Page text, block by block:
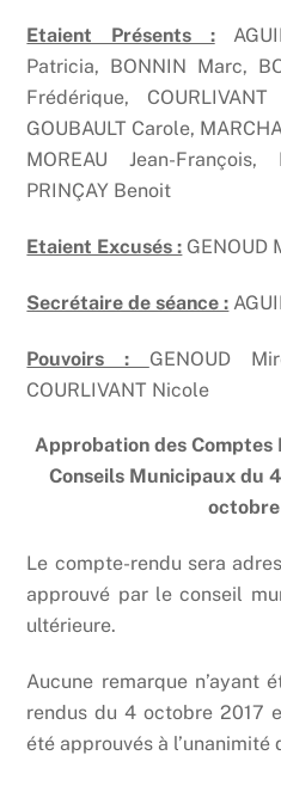
Etaient Présents :
Patricia, BONNIN Marc,
Frédérique,
GOUBAULT Carole,
MOREAU Jean-François,
PRINÇAY Benoit
Etaient Excusés : GENOUD
Secrétaire de séance :
Pouvoirs : GENOUD
COURLIVANT Nicole
Approbation des Comptes
Conseils Municipaux du
Le compte-rendu sera
approuvé par le conseil
ultérieure.
Aucune remarque n’ayant
rendus du 4 octobre 2017
été approuvés à